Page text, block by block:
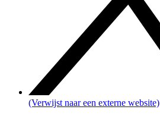
(Verwijst naar een externe website)